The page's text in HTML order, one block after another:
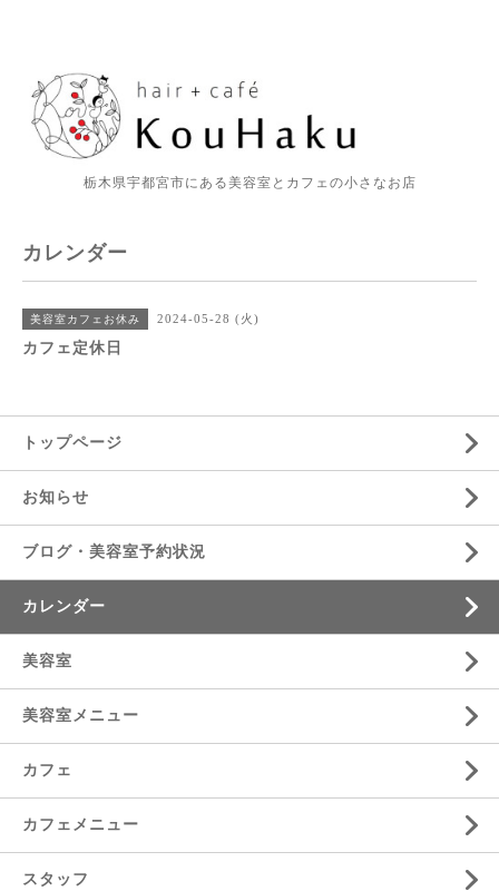
栃木県宇都宮市にある美容室とカフェの小さなお店
カレンダー
美容室カフェお休み 2024-05-28 (火)
カフェ定休日
トップページ
お知らせ
ブログ・美容室予約状況
カレンダー
美容室
美容室メニュー
カフェ
カフェメニュー
スタッフ